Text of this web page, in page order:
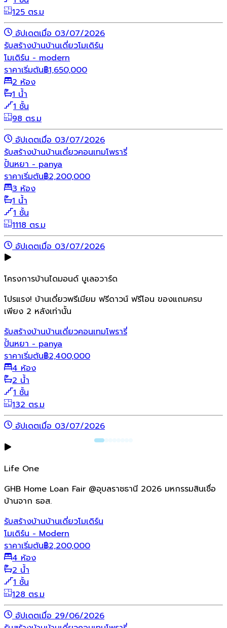
125 ตร.ม
อัปเดตเมื่อ 03/07/2026
รับสร้างบ้านบ้านเดี่ยวโมเดิร์น
โมเดิร์น - modern
ราคาเริ่มต้น฿1,650,000
2 ห้อง
1 น้ำ
1 ชั้น
98 ตร.ม
อัปเดตเมื่อ 03/07/2026
รับสร้างบ้านบ้านเดี่ยวคอนเทมโพรารี่
ปั้นหยา - panya
ราคาเริ่มต้น฿2,200,000
3 ห้อง
1 น้ำ
1 ชั้น
1118 ตร.ม
อัปเดตเมื่อ 03/07/2026
โครงการบ้านไดมอนด์ บูเลอวาร์ด
โปรแรง! บ้านเดี่ยวพรีเมียม ฟรีดาวน์ ฟรีโอน ของแถมครบ
เพียง 2 หลังเท่านั้น
รับสร้างบ้านบ้านเดี่ยวคอนเทมโพรารี่
ปั้นหยา - panya
ราคาเริ่มต้น฿2,400,000
4 ห้อง
2 น้ำ
1 ชั้น
132 ตร.ม
อัปเดตเมื่อ 03/07/2026
Life One
GHB Home Loan Fair @อุบลราชธานี 2026 มหกรรมสินเชื่อ
บ้านจาก ธอส.
รับสร้างบ้านบ้านเดี่ยวโมเดิร์น
โมเดิร์น - Modern
ราคาเริ่มต้น฿2,200,000
4 ห้อง
2 น้ำ
1 ชั้น
128 ตร.ม
อัปเดตเมื่อ 29/06/2026